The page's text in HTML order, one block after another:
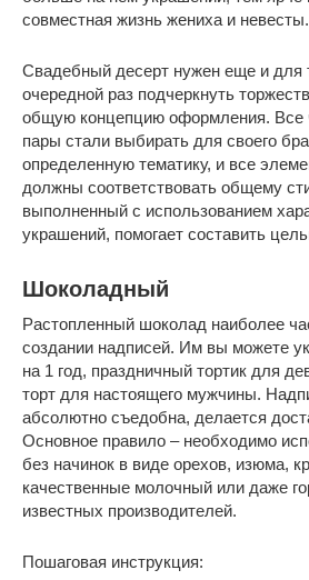
совместная жизнь жениха и невесты.
Свадебный десерт нужен еще и для
очередной раз подчеркнуть
общую концепцию оформления.
пары стали выбирать для своего
определенную тематику, и все
должны соответствовать общему
выполненный с использованием
украшений, помогает составить
Шоколадный
Растопленный шоколад наиболее
создании надписей. Им вы можете
на 1 год, праздничный тортик для
торт для настоящего мужчины.
абсолютно съедобна, делается
Основное правило – необходимо
без начинок в виде орехов, изюма,
качественные молочный или даже
известных производителей.
Пошаговая инструкция: